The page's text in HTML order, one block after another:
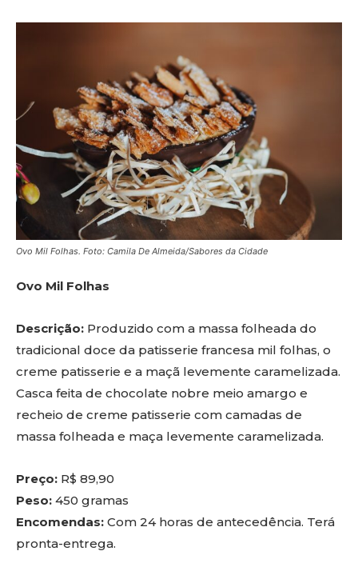
Ovo Mil Folhas. Foto: Camila De Almeida/Sabores da Cidade
Ovo Mil Folhas
Descrição: Produzido com a massa folheada do
tradicional doce da patisserie francesa mil folhas, o
creme patisserie e a maçã levemente caramelizada.
Casca feita de chocolate nobre meio amargo e
recheio de creme patisserie com camadas de
massa folheada e maça levemente caramelizada.
Preço: R$ 89,90
Peso: 450 gramas
Encomendas: Com 24 horas de antecedência. Terá
pronta-entrega.